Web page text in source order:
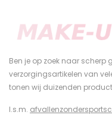
Ben je op zoek naar scherp
verzorgingsartikelen van
tonen wij duizenden
I.s.m.